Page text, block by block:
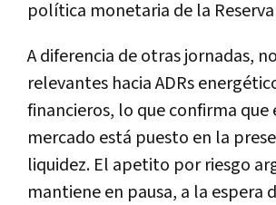
política monetaria de la
A diferencia de otras jornadas,
relevantes hacia ADRs
financieros, lo que confirma que
mercado está puesto en la
liquidez. El apetito por riesgo
mantiene en pausa, a la espera